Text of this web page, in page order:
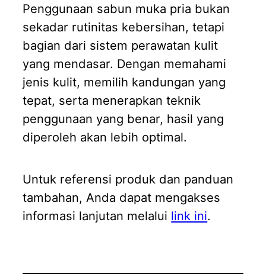
Penggunaan sabun muka pria bukan
sekadar rutinitas kebersihan, tetapi
bagian dari sistem perawatan kulit
yang mendasar. Dengan memahami
jenis kulit, memilih kandungan yang
tepat, serta menerapkan teknik
penggunaan yang benar, hasil yang
diperoleh akan lebih optimal.
Untuk referensi produk dan panduan
tambahan, Anda dapat mengakses
informasi lanjutan melalui link ini.